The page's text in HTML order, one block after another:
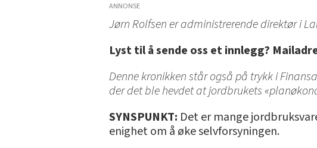
ANNONSE
­Jørn Rolfsen er administrerende direktør i
Lyst til å sende oss et innlegg?
Denne kronikken står også på trykk i
der det ble hevdet at jordbrukets
SYNSPUNKT: Det er mange
enighet om å øke selvforsyningen.